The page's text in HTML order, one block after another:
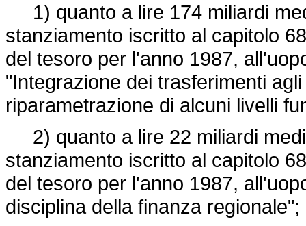
1) quanto a lire 174 miliardi
stanziamento iscritto al capitolo
del tesoro per l'anno 1987,
"Integrazione dei trasferimenti
riparametrazione di alcuni livelli
2) quanto a lire 22 miliardi
stanziamento iscritto al capitolo
del tesoro per l'anno 1987,
disciplina della finanza regionale";